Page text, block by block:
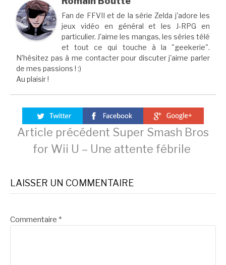
Fan de FFVII et de la série Zelda j'adore les
jeux vidéo en général et les J-RPG en
particulier. J'aime les mangas, les séries télé
et tout ce qui touche à la "geekerie".
N'hésitez pas à me contacter pour discuter j'aime parler
de mes passions ! :)
Au plaisir !
Lire
la
suite
Article précédent Super Smash Bros
for Wii U – Une attente fébrile
LAISSER UN COMMENTAIRE
Commentaire *